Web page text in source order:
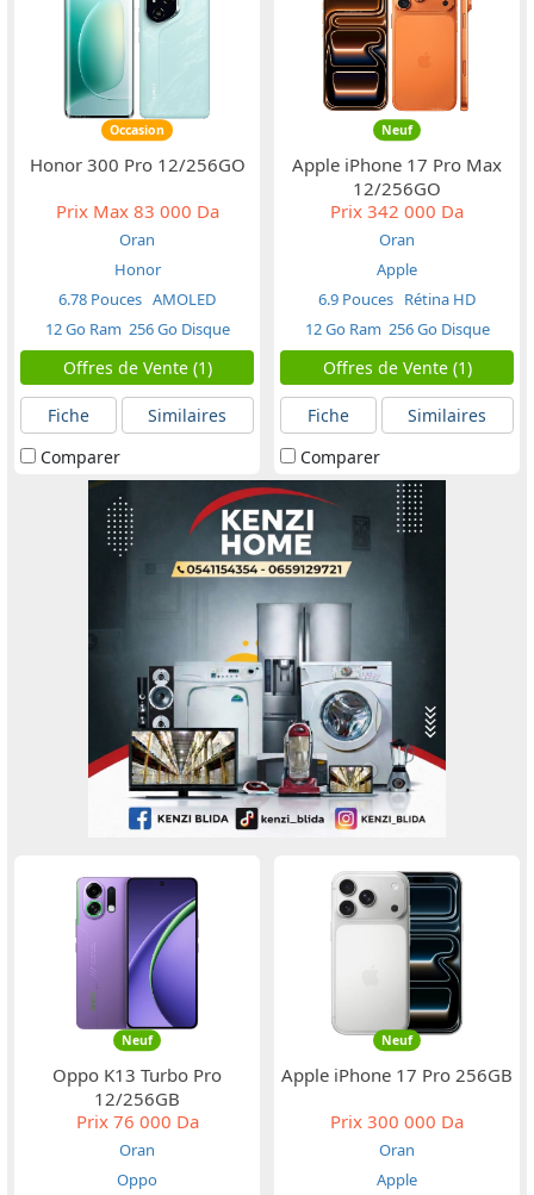
Occasion
Honor 300 Pro 12/256GO
Prix Max83 000 Da
Oran
Honor
6.78 Pouces AMOLED
12 Go Ram 256 Go Disque
Offres de Vente (1)
Fiche
Similaires
Comparer
Neuf
Apple iPhone 17 Pro Max
12/256GO
Prix 342 000 Da
Oran
Apple
6.9 Pouces Rétina HD
12 Go Ram 256 Go Disque
Offres de Vente (1)
Fiche
Similaires
Comparer
Neuf
Oppo K13 Turbo Pro
12/256GB
Prix76 000 Da
Oran
Oppo
Neuf
Apple iPhone 17 Pro 256GB
Prix 300 000 Da
Oran
Apple